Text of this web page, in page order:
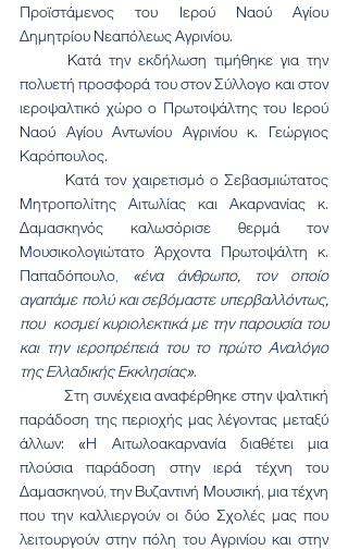
Προϊστάμενος του Ιερού Ναού Αγίου
Δημητρίου Νεαπόλεως Αγρινίου.
πολυετή προσφορά του στον Σύλλογο και στον
ιεροψαλτικό χώρο ο Πρωτοψάλτης του Ιερού
Ναού Αγίου Αντωνίου Αγρινίου κ. Γεώργιος
Καρόπουλος.
Μητροπολίτης Αιτωλίας και Ακαρνανίας κ.
Δαμασκηνός καλωσόρισε θερμά τον
Μουσικολογιώτατο Άρχοντα Πρωτοψάλτη κ.
Παπαδόπουλο, «ένα άνθρωπο, τον οποίο
αγαπάμε πολύ και σεβόμαστε υπερβαλλόντως,
που  κοσμεί κυριολεκτικά με την παρουσία του
και την ιεροπρέπειά του το πρώτο Αναλόγιο
της Ελλαδικής Εκκλησίας».
παράδοση της περιοχής μας λέγοντας μεταξύ
άλλων: «Η Αιτωλοακαρνανία διαθέτει μια
πλούσια παράδοση στην ιερά τέχνη του
Δαμασκηνού, την Βυζαντινή Μουσική, μια τέχνη
που την καλλιεργούν οι δύο Σχολές μας που
λειτουργούν στην πόλη του Αγρινίου και στην